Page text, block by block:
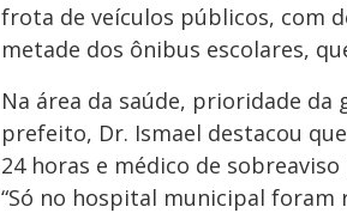
frota de veículos públicos, com
metade dos ônibus escolares,
Na área da saúde, prioridade
prefeito, Dr. Ismael destacou
24 horas e médico de
“Só no hospital municipal foram